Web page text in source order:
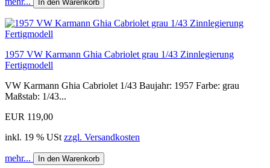
In den Warenkorb
1957 VW Karmann Ghia Cabriolet grau 1/43 Zinnlegierung
Fertigmodell
VW Karmann Ghia Cabriolet 1/43 Baujahr: 1957 Farbe: grau
Maßstab: 1/43...
EUR 119,00
inkl. 19 % USt zzgl. Versandkosten
mehr... In den Warenkorb